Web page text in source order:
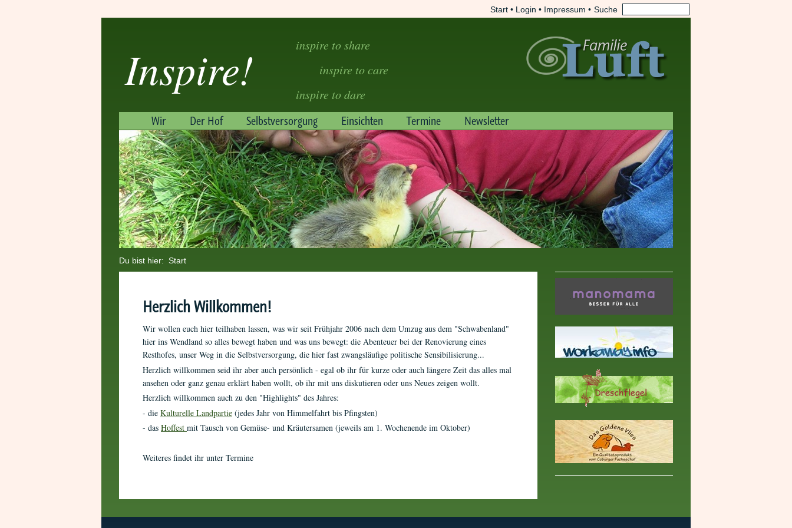
Start • Login • Impressum • Suche
Inspire!
inspire to share
inspire to care
inspire to dare
Wir Der Hof Selbstversorgung Einsichten Termine Newsletter
Du bist hier: Start
Herzlich Willkommen!
Wir wollen euch hier teilhaben lassen, was wir seit Frühjahr 2006 nach dem Umzug aus dem "Schwabenland"
hier ins Wendland so alles bewegt haben und was uns bewegt: die Abenteuer bei der Renovierung eines
Resthofes, unser Weg in die Selbstversorgung, die hier fast zwangsläufige politische Sensibilisierung...
Herzlich willkommen seid ihr aber auch persönlich - egal ob ihr für kurze oder auch längere Zeit das alles mal
ansehen oder ganz genau erklärt haben wollt, ob ihr mit uns diskutieren oder uns Neues zeigen wollt.
Herzlich willkommen auch zu den "Highlights" des Jahres:
- die Kulturelle Landpartie (jedes Jahr von Himmelfahrt bis Pfingsten)
- das Hoffest mit Tausch von Gemüse- und Kräutersamen (jeweils am 1. Wochenende im Oktober)
Weiteres findet ihr unter Termine